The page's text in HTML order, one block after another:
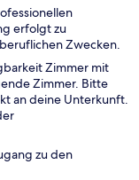
erfolgt zu
Zwecken.
Zimmer mit
Zimmer. Bitte
an deine Unterkunft.
zu den